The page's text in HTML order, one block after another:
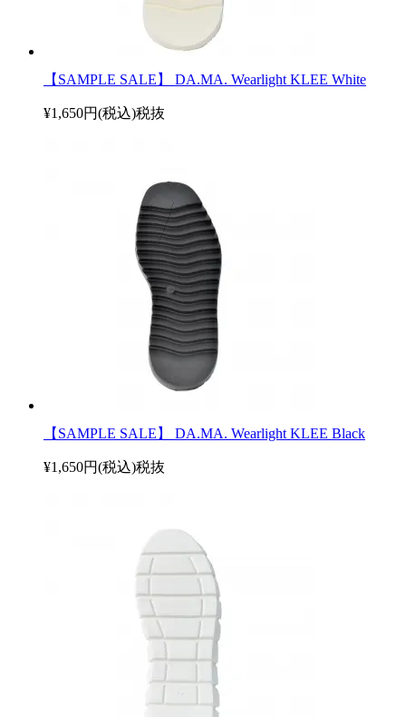
【SAMPLE SALE】 DA.MA. Wearlight KLEE White
¥1,650円(税込)税抜
【SAMPLE SALE】 DA.MA. Wearlight KLEE Black
¥1,650円(税込)税抜